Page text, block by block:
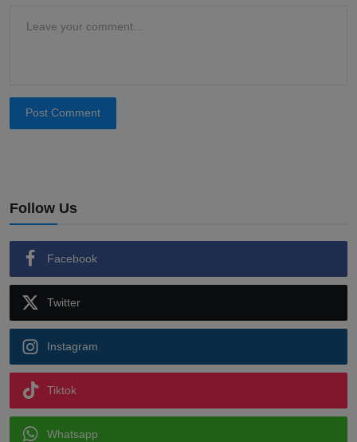
Post Comment
Follow Us
Facebook
Twitter
Instagram
Tiktok
Whatsapp